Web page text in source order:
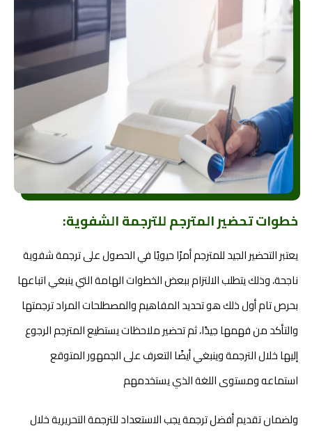
خطوات تحضير المترجم للترجمة الشفوية:
يعتبر التحضير الجيد للمترجم أمرًا حيويًا في الحصول على ترجمة شفوية
ناجحة، وذلك يتطلب الالتزام ببعض الخطوات الهامة التي ينبغي اتباعها
بحرص تام أول ذلك هو تحديد المفاهيم والمصطلحات المراد ترجمتها
والتأكد من فهمها جيدًا، ثم تحضير ملاحظات يستطيع المترجم الرجوع
إليها خلال الترجمة وينبغي أيضًا التعرف على الجمهور المتوقع
استماعه ومستوى اللغة الذي يستخدمهم
ولضمان تقديم أفضل ترجمة يجب الاستعداد للترجمة التحريرية خلال